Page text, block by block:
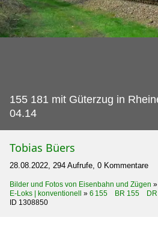
155 181 mit Güterzug in
04.14
Tobias Büers
28.08.2022, 294 Aufrufe, 0 Kommentare
Bilder und Fotos von Eisenbahn und Zügen »
E-Loks | konventionell
» 6 155 BR 155 DR
ID 1308850